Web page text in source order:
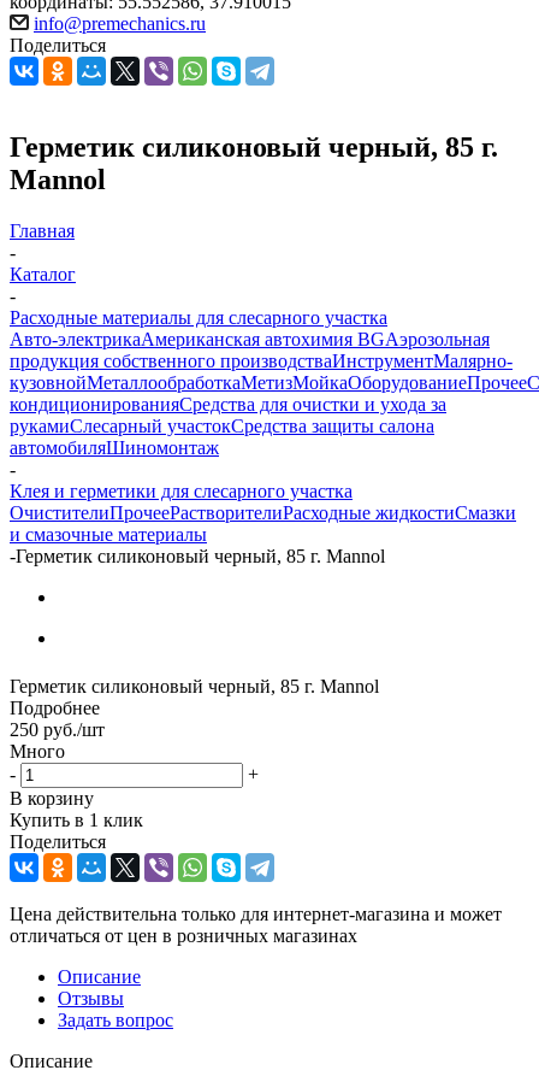
info@premechanics.ru
Поделиться
Герметик силиконовый черный, 85 г.
Mannol
Главная
-
Каталог
-
Расходные материалы для слесарного участка
Авто-электрикаАмериканская автохимия BGАэрозольная
продукция собственного производстваИнструментМалярно-
кузовнойМеталлообработкаМетизМойкаОборудованиеПрочее
кондиционированияСредства для очистки и ухода за
рукамиСлесарный участокСредства защиты салона
автомобиляШиномонтаж
-
Клея и герметики для слесарного участка
ОчистителиПрочееРастворителиРасходные жидкостиСмазки
и смазочные материалы
-Герметик силиконовый черный, 85 г. Mannol
Герметик силиконовый черный, 85 г. Mannol
Подробнее
250 руб./шт
Много
-
+
В корзину
Купить в 1 клик
Поделиться
Цена действительна только для интернет-магазина и может
отличаться от цен в розничных магазинах
Описание
Отзывы
Задать вопрос
Описание